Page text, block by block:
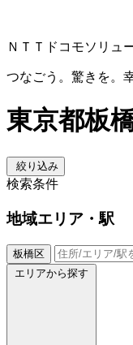
ＮＴＴドコモソリュ
つなごう。驚きを。
東京都板
絞り込み
検索条件
地域エリア・駅
板橋区
エリアから探す